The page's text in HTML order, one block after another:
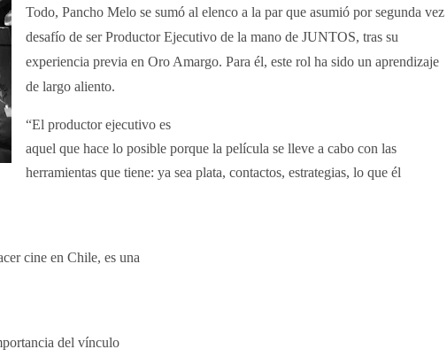
Todo, Pancho Melo se sumó al elenco a la par que asumió por segunda vez
desafío de ser Productor Ejecutivo de la mano de JUNTOS, tras su
experiencia previa en Oro Amargo. Para él, este rol ha sido un aprendizaje
de largo aliento.
“El productor ejecutivo es
aquel que hace lo posible porque la película se lleve a cabo con las
herramientas que tiene: ya sea plata, contactos, estrategias, lo que él
cine en Chile, es una
del vínculo